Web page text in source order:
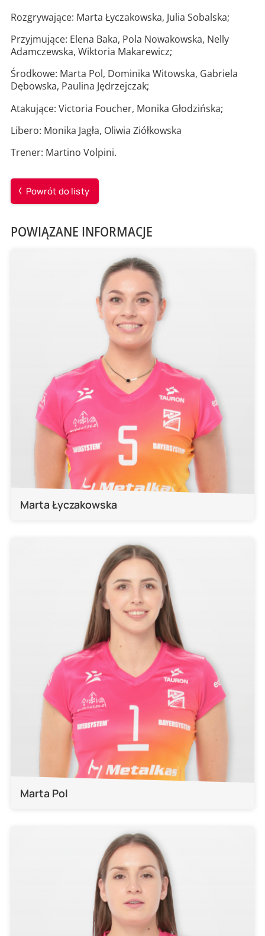
Rozgrywające: Marta Łyczakowska, Julia Sobalska;
Przyjmujące: Elena Baka, Pola Nowakowska, Nelly
Adamczewska, Wiktoria Makarewicz;
Środkowe: Marta Pol, Dominika Witowska, Gabriela
Dębowska, Paulina Jędrzejczak;
Atakujące: Victoria Foucher, Monika Głodzińska;
Libero: Monika Jagła, Oliwia Ziółkowska
Trener: Martino Volpini.
Powrót do listy
POWIĄZANE INFORMACJE
Marta Łyczakowska
Marta Pol